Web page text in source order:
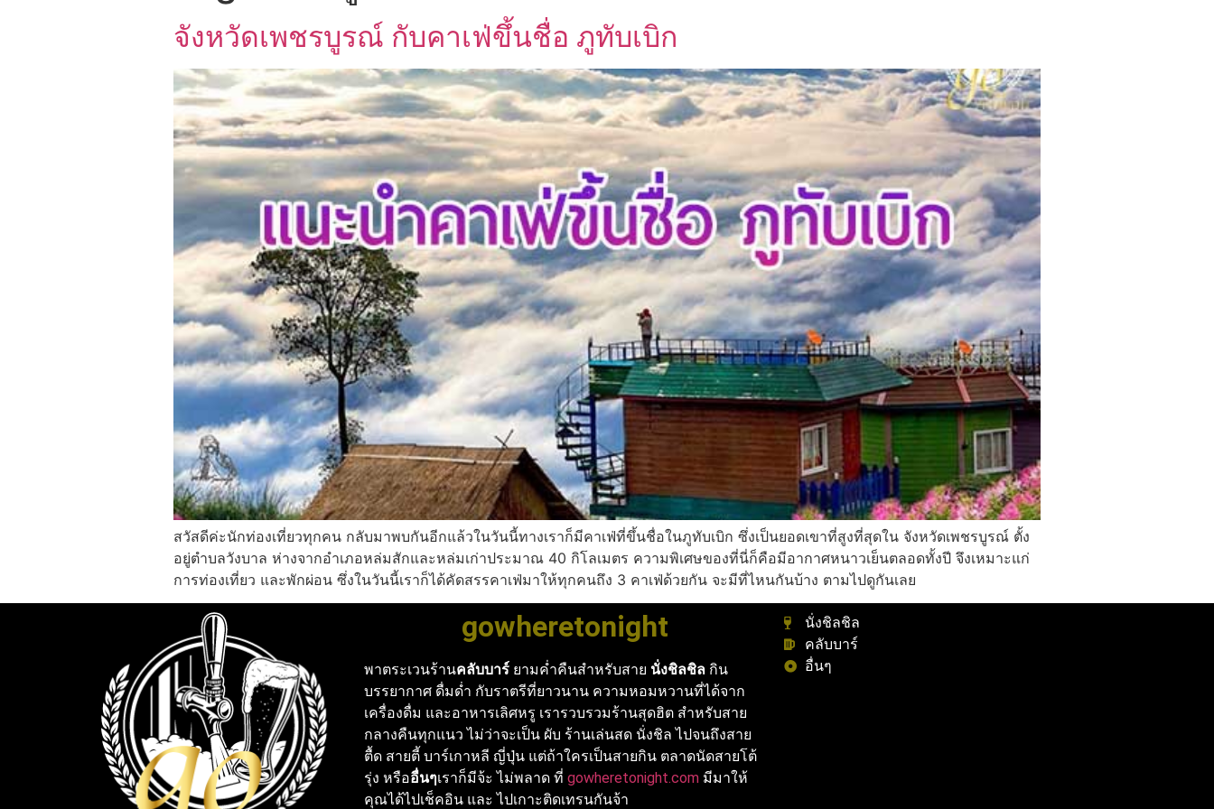
จังหวัดเพชรบูรณ์ กับคาเฟ่ขึ้นชื่อ ภูทับเบิก
สวัสดีค่ะนักท่องเที่ยวทุกคน กลับมาพบกันอีกแล้วในวันนี้ทางเราก็มีคาเฟ่ที่ขึ้นชื่อในภูทับเบิก ซึ่งเป็นยอดเขาที่สูงที่สุดใน จังหวัดเพชรบูรณ์ ตั้ง
อยู่ตำบลวังบาล ห่างจากอำเภอหล่มสักและหล่มเก่าประมาณ 40 กิโลเมตร ความพิเศษของที่นี่ก็คือมีอากาศหนาวเย็นตลอดทั้งปี จึงเหมาะแก่
การท่องเที่ยว และพักผ่อน ซึ่งในวันนี้เราก็ได้คัดสรรคาเฟ่มาให้ทุกคนถึง 3 คาเฟ่ด้วยกัน จะมีที่ไหนกันบ้าง ตามไปดูกันเลย
gowheretonight
พาตระเวนร้านคลับบาร์ยามค่ำคืนสำหรับสาย นั่งชิลชิลกิน
บรรยากาศ ดื่มด่ำ กับราตรีที่ยาวนาน ความหอมหวานที่ได้จาก
เครื่องดื่ม และอาหารเลิศหรู เรารวบรวมร้านสุดฮิต สำหรับสาย
กลางคืนทุกแนว ไม่ว่าจะเป็น ผับ ร้านเล่นสด นั่งชิล ไปจนถึงสาย
ตื้ด สายตี้ บาร์เกาหลี ญี่ปุ่น แต่ถ้าใครเป็นสายกิน ตลาดนัดสายโต้
รุ่ง หรืออื่นๆเราก็มีจ้ะ ไม่พลาด ที่ gowheretonight.comมีมาให้
คุณได้ไปเช็คอิน และ ไปเกาะติดเทรนกันจ้า
นั่งชิลชิล
คลับบาร์
อื่นๆ